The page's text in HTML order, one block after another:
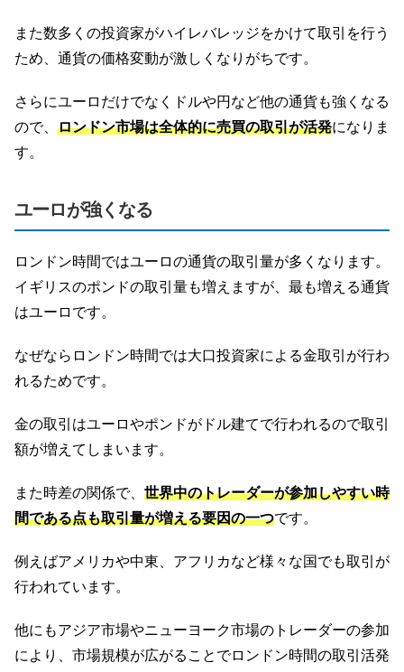
また数多くの投資家がハイレバレッジをかけて取引を行う
ため、通貨の価格変動が激しくなりがちです。
さらにユーロだけでなくドルや円など他の通貨も強くなる
ので、 ロンドン市場は全体的に売買の取引が活発になりま
す。
ユーロが強くなる
ロンドン時間ではユーロの通貨の取引量が多くなります。
イギリスのポンドの取引量も増えますが、最も増える通貨
はユーロです。
なぜならロンドン時間では大口投資家による金取引が行わ
れるためです。
金の取引はユーロやポンドがドル建てで行われるので取引
額が増えてしまいます。
また時差の関係で、 世界中のトレーダーが参加しやすい時
間である点も取引量が増える要因の一つです。
例えばアメリカや中東、アフリカなど様々な国でも取引が
行われています。
他にもアジア市場やニューヨーク市場のトレーダーの参加
により、市場規模が広がることでロンドン時間の取引活発